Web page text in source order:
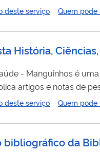
Estão disponíveis
deste serviço Quem pode
História,
- Manguinhos é uma
artigos e notas de
digitais
deste serviço Quem pode
bibliográfico da